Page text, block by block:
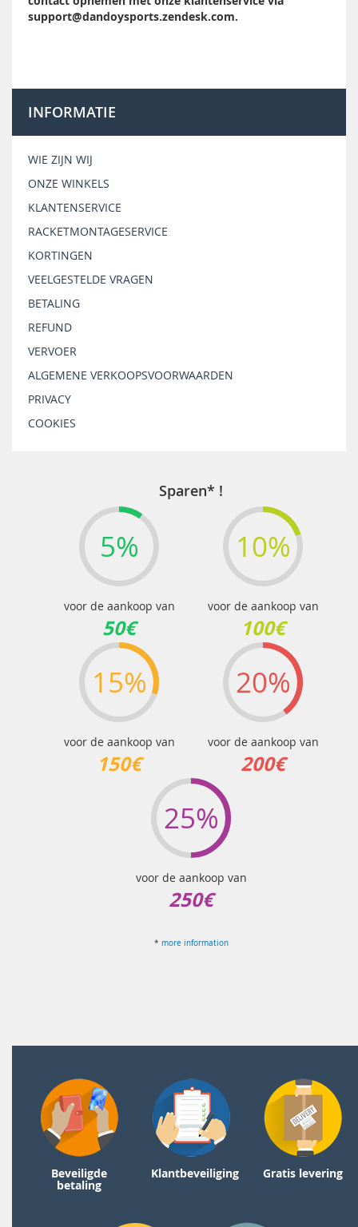
support@dandoysports.zendesk.com.
INFORMATIE
WIE ZIJN WIJ
ONZE WINKELS
KLANTENSERVICE
RACKETMONTAGESERVICE
KORTINGEN
VEELGESTELDE VRAGEN
BETALING
REFUND
VERVOER
ALGEMENE VERKOOPSVOORWAARDEN
PRIVACY
COOKIES
Sparen* !
5%
voor de aankoop van
50€
10%
voor de aankoop van
100€
15%
voor de aankoop van
150€
20%
voor de aankoop van
200€
25%
voor de aankoop van
250€
* more information
Beveiligde
betaling
Klantbeveiliging Gratis levering